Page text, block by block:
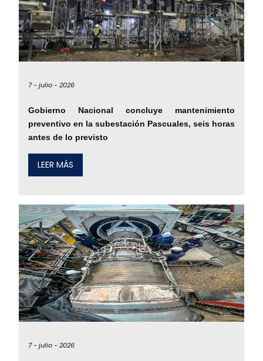
7 -julio -2026
Gobierno Nacional concluye mantenimiento
preventivo en la subestación Pascuales, seis horas
antes de lo previsto
LEER MÁS
7 -julio -2026